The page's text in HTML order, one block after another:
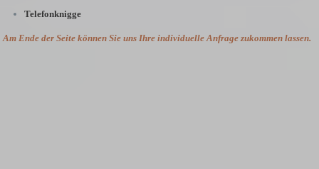
Telefonknigge
Am Ende der Seite können Sie uns Ihre individuelle Anfrage zukommen lassen.